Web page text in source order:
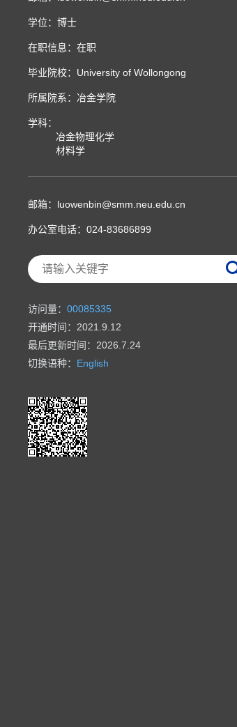
学位：博士
在职信息：在职
毕业院校：University of Wollongong
所属院系：冶金学院
学科：
冶金物理化学
材料学
邮箱： luowenbin@smm.neu.edu.cn
办公室电话： 024-83686899
访问量： 00085335
开通时间： 2021 9 12
最后更新时间： 2026 7 24
切换语种： English